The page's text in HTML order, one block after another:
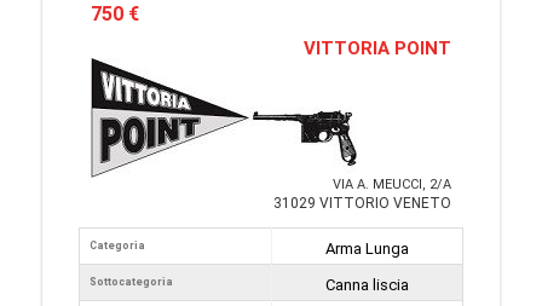
750 €
VITTORIA POINT
VIA A. MEUCCI, 2/A
31029 VITTORIO VENETO
Categoria
Sottocategoria
Arma Lunga
Canna liscia